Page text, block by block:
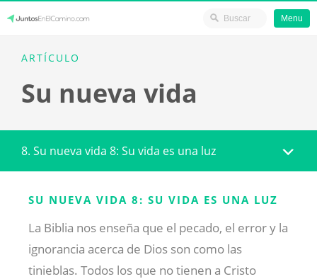
content
JuntosEnElCamino.com
Menu
ARTÍCULO
Su nueva vida
8. Su nueva vida 8: Su vida es una luz
SU NUEVA VIDA 8: SU VIDA ES UNA LUZ
La Biblia nos enseña que el pecado, el error y la
ignorancia acerca de Dios son como las
tinieblas. Todos los que no tienen a Cristo